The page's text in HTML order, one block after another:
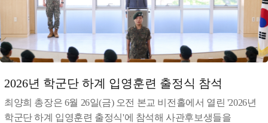
2026년 학군단 하계 입영훈련 출정식 참석
최양희 총장은 6월 26일(금) 오전 본교 비전홀에서 열린 '2026년
학군단 하계 입영훈련 출정식'에 참석해 사관후보생들을